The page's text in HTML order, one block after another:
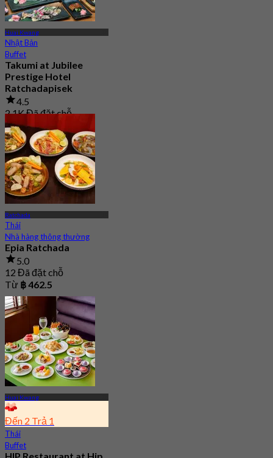
Huai Kwang
Nhật Bản
Buffet
Takumi at Jubilee
Prestige Hotel
Ratchadapisek
4.5
2.1K Đã đặt chỗ
Từ฿ 699
Ratchada
Thái
Nhà hàng thông thường
Epia Ratchada
5.0
12 Đã đặt chỗ
Từ ฿ 462.5
Huai Kwang
Đến 2 Trả 1
Thái
Buffet